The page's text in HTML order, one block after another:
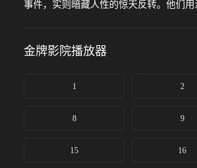
事件，实则暗藏人性的惊天反转。他们
金牌影院播放器
1 2
8 9
15 16